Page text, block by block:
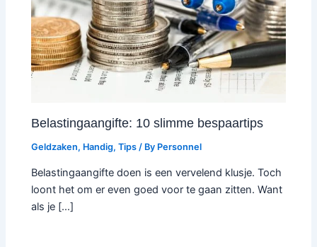
Belastingaangifte: 10 slimme bespaartips
Geldzaken, Handig,Tips / By Personnel
Belastingaangifte doen is een vervelend klusje. Toch
loont het om er even goed voor te gaan zitten. Want
als je […]